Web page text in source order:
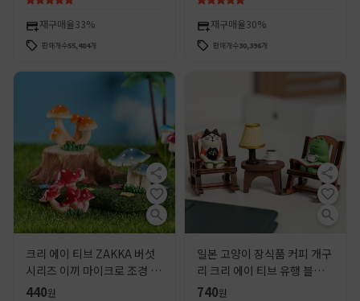
재구매율33%
판매개수55,484개
재구매율30%
판매개수30,396개
크리 에이 티브 ZAKKA 버섯
시리즈 이끼 마이크로 조경 다
육 식물 장식 장식품 수지
440원
일본 고양이 장식품 커피 개구
리 크리 에이 티브 유행 블라인
드 박스 장식 DIY 수제 액세서
740원